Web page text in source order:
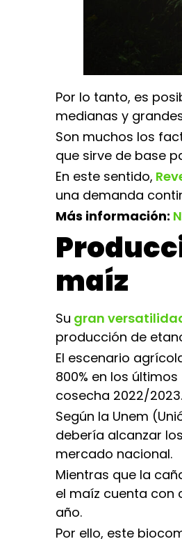
Por lo tanto, es
medianas y
Son muchos los
que sirve de base
En este sentido,
una demanda
Más información:
maíz
Su gran
producción de
El escenario
800% en los
cosecha 2022/2023.
Según la Unem
debería alcanzar
mercado nacional.
Mientras que la
el maíz cuenta con
año.
Por ello, este